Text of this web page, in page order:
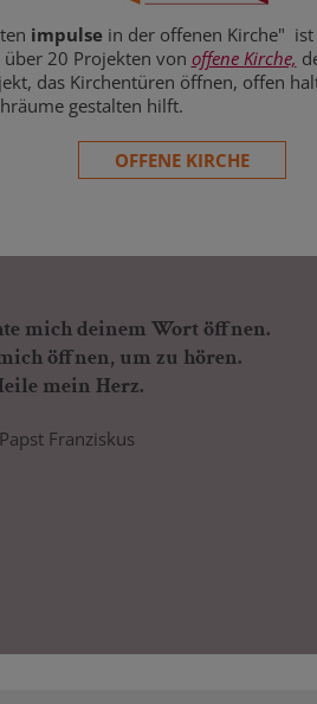
impulse in der offenen Kirche" ist
20 Projekten von offene Kirche,
das Kirchentüren öffnen, offen
gestalten hilft.
OFFENE KIRCHE
mich deinem Wort öffnen.
öffnen, um zu hören.
mein Herz.
Papst Franziskus